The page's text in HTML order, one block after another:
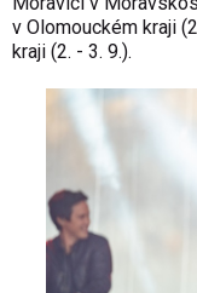
v Olomouckém kraji
kraji (2. - 3. 9.).